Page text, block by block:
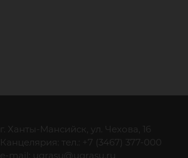
г. Ханты-Мансийск, ул. Чехова, 16
Канцелярия: тел.: +7 (3467) 377-000
e-mail:
ugrasu@ugrasu.ru